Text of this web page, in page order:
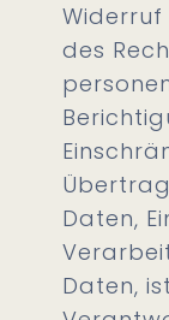
Widerruf
des
Daten,
Daten,